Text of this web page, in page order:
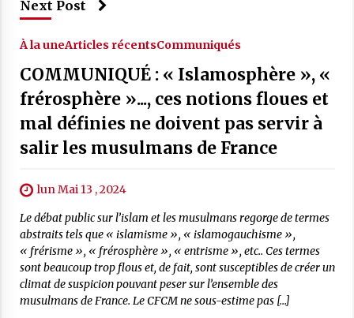
Next Post
À la uneArticles récentsCommuniqués
COMMUNIQUÉ : « Islamosphère », «
frérosphère »..., ces notions floues et
mal définies ne doivent pas servir à
salir les musulmans de France
lun Mai 13 , 2024
Le débat public sur l’islam et les musulmans regorge de termes
abstraits tels que « islamisme », « islamogauchisme »,
« frérisme », « frérosphère », « entrisme », etc.. Ces termes
sont beaucoup trop flous et, de fait, sont susceptibles de créer un
climat de suspicion pouvant peser sur l’ensemble des
musulmans de France. Le CFCM ne sous-estime pas […]